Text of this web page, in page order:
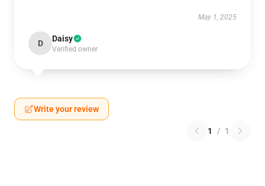
May 1, 2025
D Daisy
Verified owner
Write your review
1 / 1